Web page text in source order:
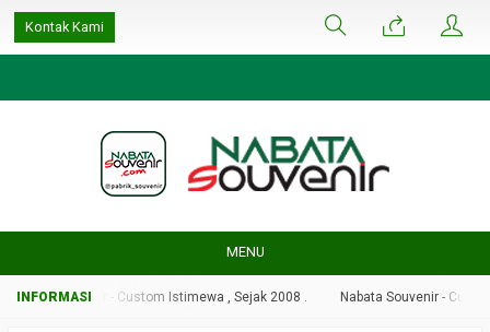
google-site-
verification=ulGFAYaRwT3xFs4fCyDEYtZPCSlyYvbOPvhRRObUW-A
Kontak Kami
MENU
Souvenir - Custom Istimewa , Sejak 2008 . Nabata Souvenir - Custom